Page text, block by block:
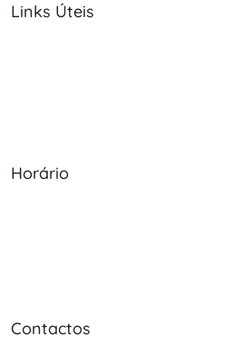
Links Úteis
Horário
Contactos